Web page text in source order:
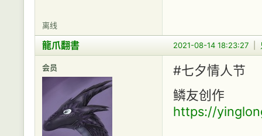
离线
2021-08-14 18:23:27
龍爪翻書
会员
#七夕情人节
鳞友创作
https://